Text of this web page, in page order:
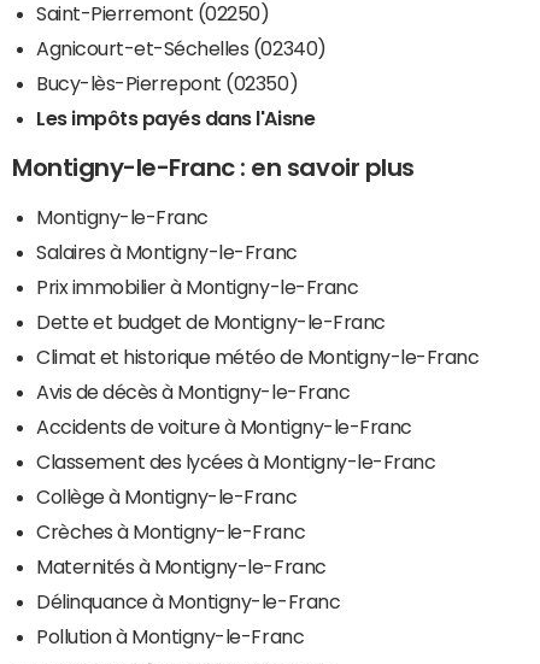
Saint-Pierremont (02250)
Agnicourt-et-Séchelles (02340)
Bucy-lès-Pierrepont (02350)
Les impôts payés dans l'Aisne
Montigny-le-Franc : en savoir plus
Montigny-le-Franc
Salaires à Montigny-le-Franc
Prix immobilier à Montigny-le-Franc
Dette et budget de Montigny-le-Franc
Climat et historique météo de Montigny-le-Franc
Avis de décès à Montigny-le-Franc
Accidents de voiture à Montigny-le-Franc
Classement des lycées à Montigny-le-Franc
Collège à Montigny-le-Franc
Crèches à Montigny-le-Franc
Maternités à Montigny-le-Franc
Délinquance à Montigny-le-Franc
Pollution à Montigny-le-Franc